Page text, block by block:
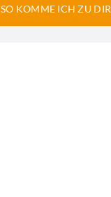
SO KOMME ICH ZU DIR